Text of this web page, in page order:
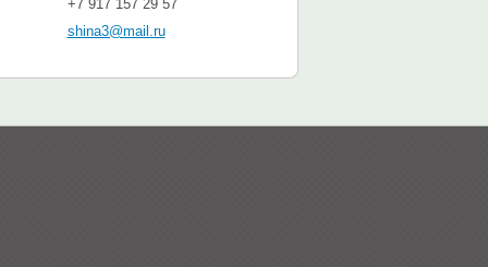
+7 917 157 29 57
shina3@mail.ru